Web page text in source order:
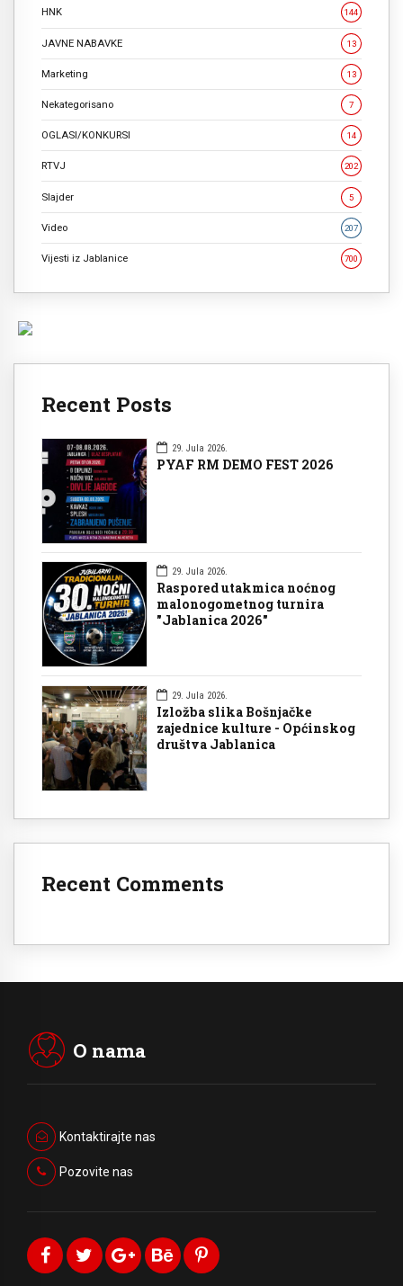
HNK 144
JAVNE NABAVKE 13
Marketing 13
Nekategorisano 7
OGLASI/KONKURSI 14
RTVJ 202
Slajder 5
Video 207
Vijesti iz Jablanice 700
Recent Posts
29. Jula 2026.
PYAF RM DEMO FEST 2026
29. Jula 2026.
Raspored utakmica noćnog
malonogometnog turnira
"Jablanica 2026"
29. Jula 2026.
Izložba slika Bošnjačke
zajednice kulture - Općinskog
društva Jablanica
Recent Comments
O nama
Kontaktirajte nas
Pozovite nas